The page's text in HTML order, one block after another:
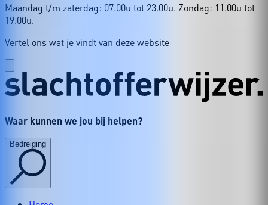
Maandag t/m zaterdag: 07.00u tot 23.00u. Zondag: 11.00u tot
19.00u.
Vertel ons wat je vindt van deze website
Waar kunnen we jou bij helpen?
Bedreiging